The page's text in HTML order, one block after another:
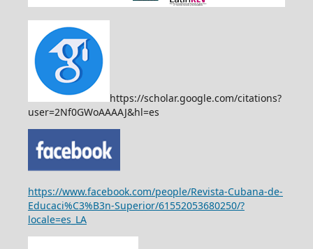
https://scholar.google.com/citations?
user=2Nf0GWoAAAAJ&hl=es
https://www.facebook.com/people/Revista-Cubana-de-
Educaci%C3%B3n-Superior/61552053680250/?
locale=es_LA